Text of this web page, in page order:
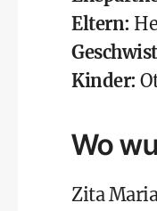
Eltern:
Kinder:
Wo
Zita